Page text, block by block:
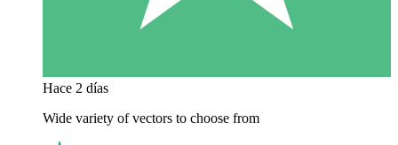
Hace 2 días
Wide variety of vectors to choose from